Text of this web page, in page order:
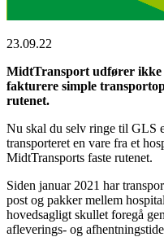
23.09.22
MidtTransport udfører ikke
fakturere simple
rutenet.
Nu skal du selv ringe til GLS
transporteret en vare fra et
MidtTransports faste rutenet.
Siden januar 2021 har
post og pakker mellem
hovedsagligt skullet foregå
afleverings- og